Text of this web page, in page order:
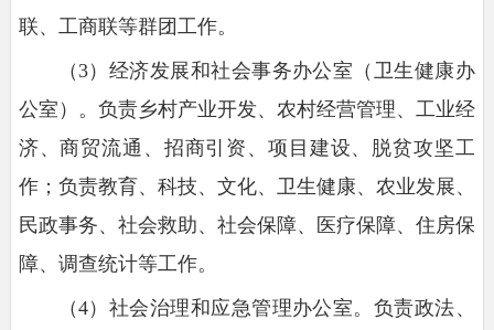
联、工商联等群团工作。
（3）经济发展和社会事务办公室（卫生健康办
公室）。负责乡村产业开发、农村经营管理、工业经
济、商贸流通、招商引资、项目建设、脱贫攻坚工
作；负责教育、科技、文化、卫生健康、农业发展、
民政事务、社会救助、社会保障、医疗保障、住房保
障、调查统计等工作。
（4）社会治理和应急管理办公室。负责政法、